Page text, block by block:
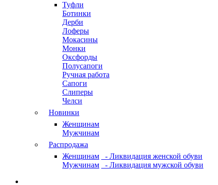
Туфли
Ботинки
Дерби
Лоферы
Мокасины
Монки
Оксфорды
Полусапоги
Ручная работа
Сапоги
Слиперы
Челси
Новинки
Женщинам
Мужчинам
Распродажа
Женщинам
- Ликвидация женской обуви
Мужчинам
- Ликвидация мужской обуви